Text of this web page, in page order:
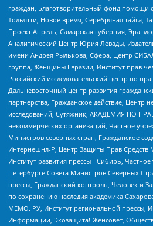
граждан, Благотворительный фонд
Тольятти, Новое время, Серебряная тайга,
Проект Апрель, Самарская губерния, Эра
Аналитический Центр Юрия Левады,
имени Андрея Рылькова, Сфера, Центр
группа, Женщины Евразии, Институт прав
Российский исследовательский центр по
Дальневосточный центр развития
партнерства, Гражданское действие, Центр
исследований, Сутяжник, АКАДЕМИЯ ПО
некоммерческих организаций, Частное
Министров северных стран, Гражданское
Интернешнл-Р, Центр Защиты Прав Средств
Институт развития прессы - Сибирь,
Петербурге Совета Министров Северных
прессы, Гражданский контроль, Человек и
по сохранению наследия академика
МЕМО. РУ, Институт региональной прессы,
Информации, Экозащита!-Женсовет,